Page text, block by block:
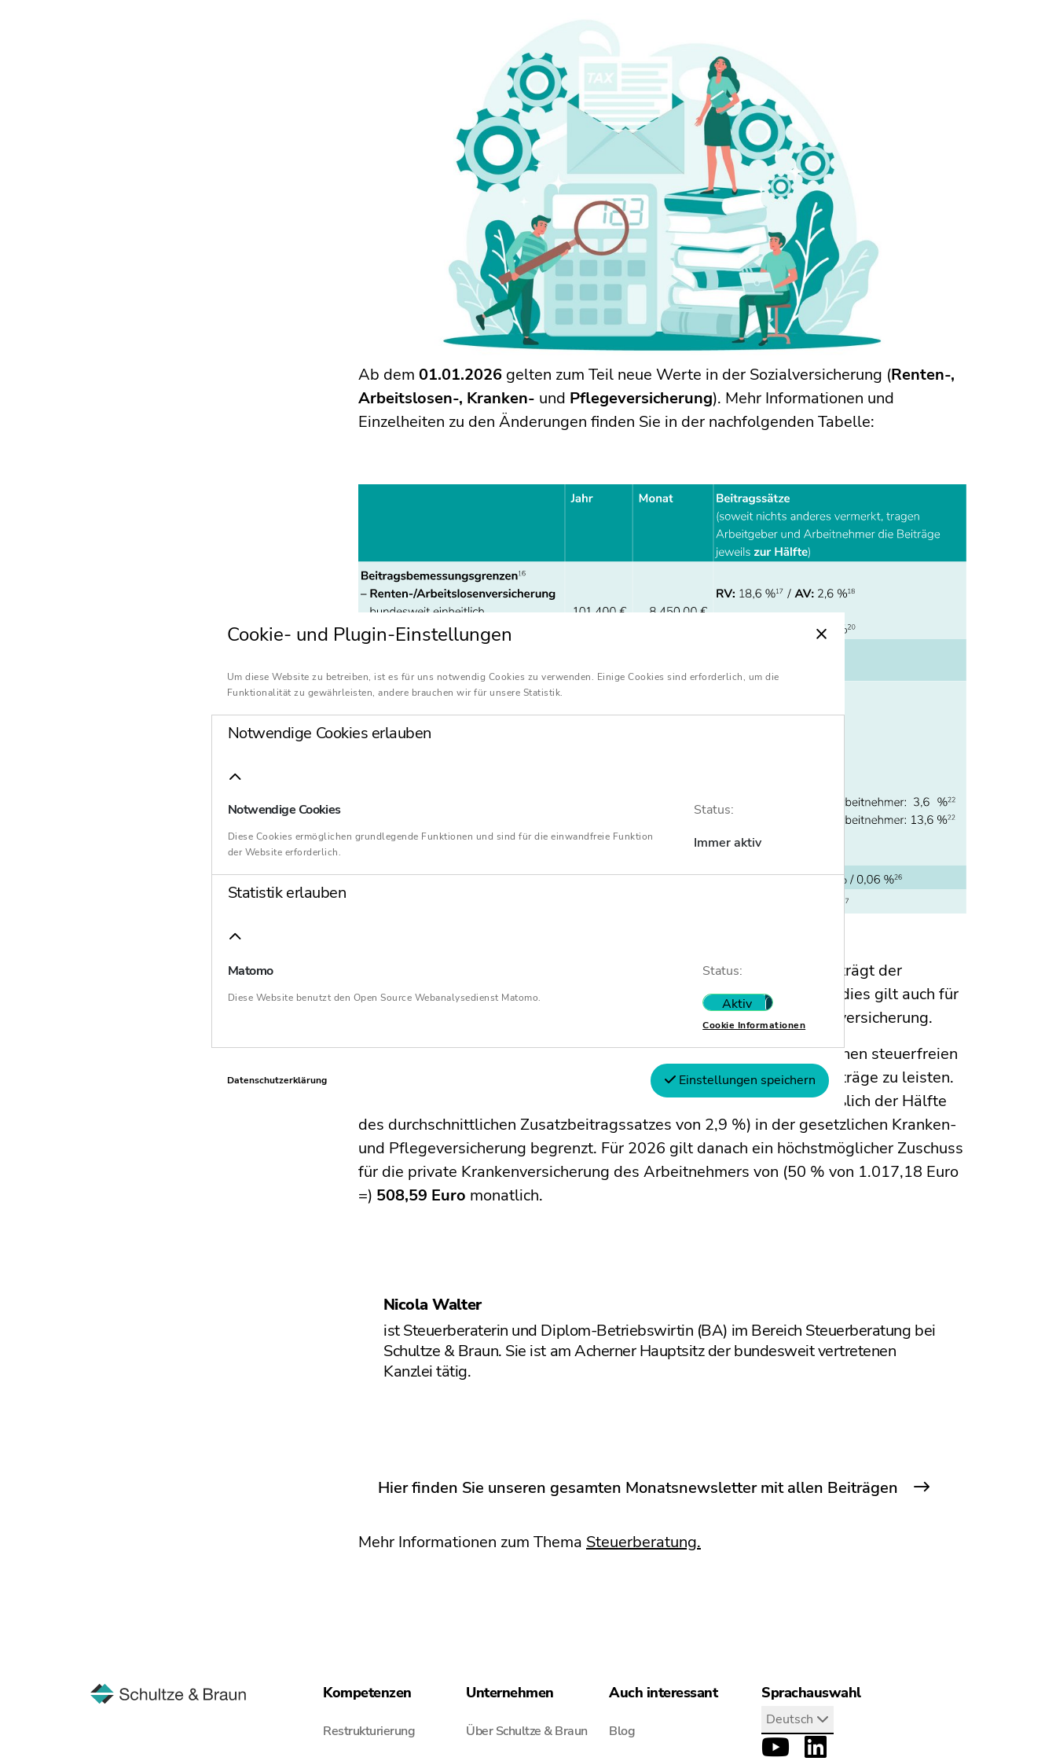
Ab dem 01.01.2026 gelten zum Teil neue Werte in der Sozialversicherung (Renten-,
Arbeitslosen-, Kranken- und Pflegeversicherung). Mehr Informationen und
Einzelheiten zu den Änderungen finden Sie in der nachfolgenden Tabelle:
Bei Arbeitnehmern, die kranken-, pflege- und rentenversichert sind, trägt der
Arbeitgeber regelmäßig die
der Sozialversicherungsbeiträge dies gilt auch für
in der gesetzlichen Krankenversicherung.
Sind Arbeitnehmerprivat krankenversichert, hat der Arbeitgeber einen steuerfreien
­Zuschuss in Höhe von 50 % der vom Arbeitnehmer zu zahlenden Beiträge zu leisten.
halben Höchstbeitrag(einschließlich der Hälfte
des durchschnittlichen Zusatzbeitragssatzes von 2,9 %) in der gesetzlichen Kranken-
und Pflegeversicherung begrenzt. Für 2026 gilt danach ein höchstmöglicher Zuschuss
für die private Krankenversicherung des Arbeitnehmers von (50 % von 1.017,18 Euro
=) 508,59 Euro monatlich.
Nicola Walter
ist Steuerberaterin und Diplom-Betriebswirtin (BA) im Bereich Steuerberatung bei
Schultze & Braun. Sie ist am Acherner Hauptsitz der bundesweit vertretenen
Kanzlei tätig.
Hier finden Sie unseren gesamten Monatsnewsletter mit allen Beiträgen
Mehr Informationen zum Thema Steuerberatung.
Kompetenzen
Restrukturierung
Unternehmen
Über Schultze & Braun
Auch interessant
Blog
Sprachauswahl
Deutsch
Cookie- und Plugin-Einstellungen
Um diese Website zu betreiben, ist es für uns notwendig Cookies zu verwenden. Einige Cookies sind erforderlich, um die
Funktionalität zu gewährleisten, andere brauchen wir für unsere Statistik.
Notwendige Cookies erlauben
Notwendige Cookies
Diese Cookies ermöglichen grundlegende Funktionen und sind für die einwandfreie Funktion
der Website erforderlich.
Status:
Immer aktiv
Statistik erlauben
Matomo
Diese Website benutzt den Open Source Webanalysedienst Matomo.
Status:
Aktiv
Nicht aktiv
Cookie Informationen
Datenschutzerklärung Einstellungen speichern